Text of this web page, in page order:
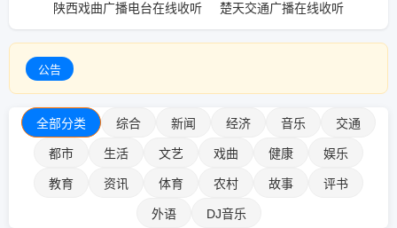
陕西戏曲广播电台在线收听
楚天交通广播在线收听
公告
全部分类 综合 新闻 经济 音乐 交通
都市 生活 文艺 戏曲 健康 娱乐
教育 资讯 体育 农村 故事 评书
外语 DJ音乐